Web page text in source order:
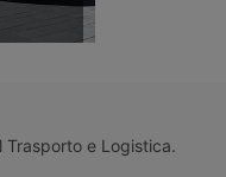
Trasporto e Logistica.